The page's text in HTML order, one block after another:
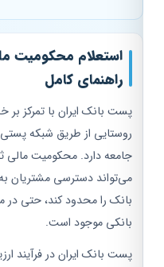
استعلام محکومیت
راهنمای کامل
پست بانک ایران با تمرکز بر
روستایی از طریق شبکه پستی
جامعه دارد. محکومیت مالی
می‌تواند دسترسی مشتریان به
بانک را محدود کند، حتی در
بانکی موجود است.
پست بانک ایران در فرآیند